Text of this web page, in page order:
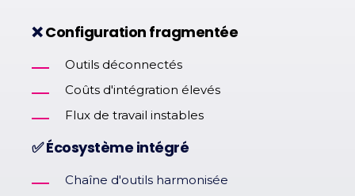
❌Configuration fragmentée
Outils déconnectés
Coûts d'intégration élevés
Flux de travail instables
✅ Écosystème intégré
Chaîne d'outils harmonisée